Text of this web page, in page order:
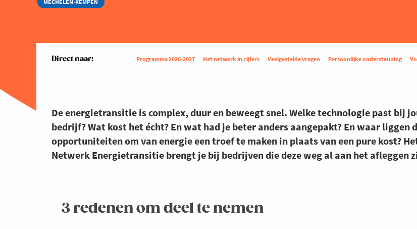
MECHELEN-KEMPEN
Direct naar: Programma 2026-2027 Het netwerk in cijfers Veelgestelde vragen Persoonlijke ondersteuning
De energietransitie is complex, duur en beweegt snel. Welke technologie past bij
bedrijf? Wat kost het écht? En wat had je beter anders aangepakt? En waar liggen
opportuniteiten om van energie een troef te maken in plaats van een pure kost?
Netwerk Energietransitie brengt je bij bedrijven die deze weg al aan het afleggen
3 redenen om deel te nemen